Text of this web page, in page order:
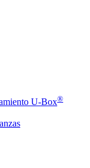
U-Box®